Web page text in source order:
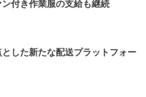
付き作業服の支給も継続
した新たな配送プラットフォー